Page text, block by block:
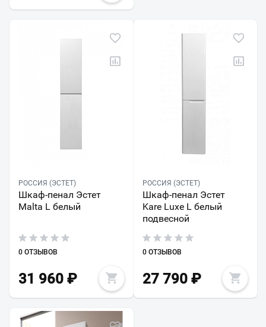
РОССИЯ (ЭСТЕТ)
Шкаф-пенал Эстет
Malta L белый
0 ОТЗЫВОВ
31 960 ₽
РОССИЯ (ЭСТЕТ)
Шкаф-пенал Эстет
Kare Luxe L белый
подвесной
0 ОТЗЫВОВ
27 790₽